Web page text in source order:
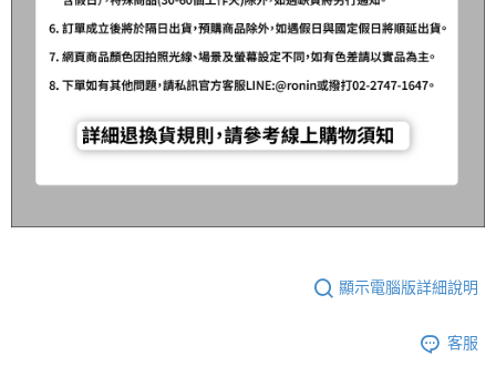
顯示電腦版詳細說明
客服